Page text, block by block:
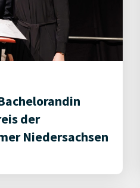
der
Niedersachsen